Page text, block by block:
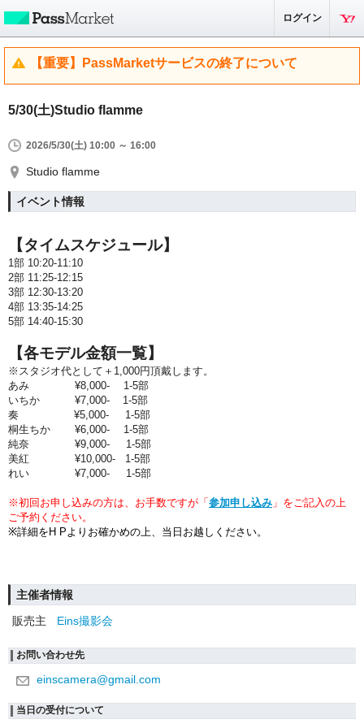
ログイン
【重要】PassMarketサービスの終了について
5/30(土)Studio flamme
2026/5/30(土) 10:00 ～ 16:00
Studio flamme
イベント情報
【タイムスケジュール】
1部 10:20-11:10
2部 11:25-12:15
3部 12:30-13:20
4部 13:35-14:25
5部 14:40-15:30
【各モデル金額一覧】
※スタジオ代として＋1,000円頂戴します。
あみ ¥8,000- 1-5部
いちか ¥7,000- 1-5部
奏 ¥5,000- 1-5部
桐生ちか ¥6,000- 1-5部
純奈 ¥9,000- 1-5部
美紅 ¥10,000- 1-5部
れい ¥7,000- 1-5部
※初回お申し込みの方は、お手数ですが「 参加申し込み 」をご記入の上
ご予約ください。
※詳細をH Pよりお確かめの上、当日お越しください。
主催者情報
販売主
Eins撮影会
お問い合わせ先
einscamera@gmail.com
当日の受付について